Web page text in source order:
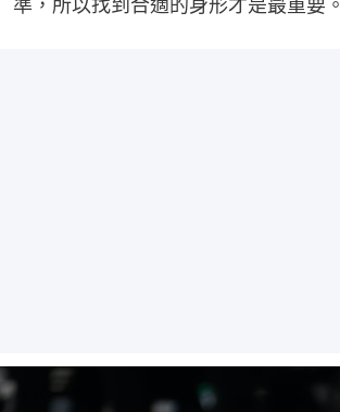
準，所以找到合適的身形才是最重要。